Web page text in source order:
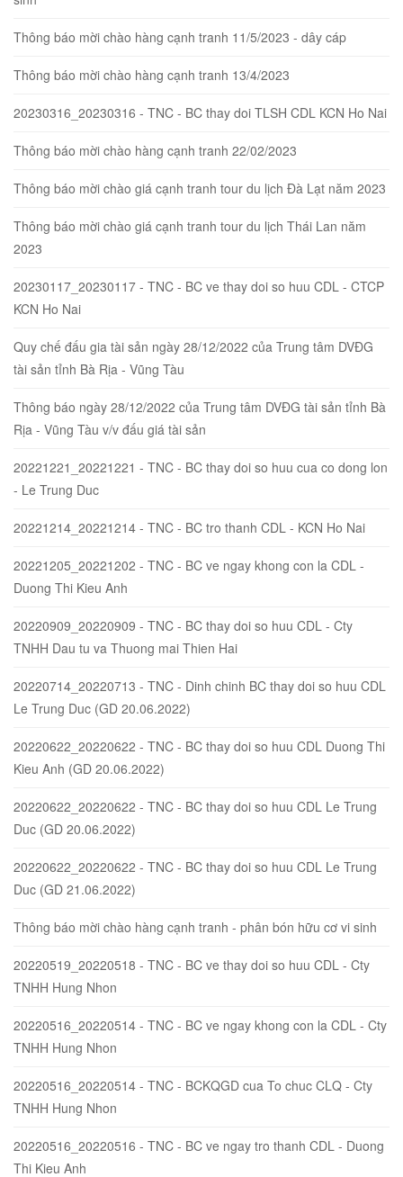
Thông báo mời chào hàng cạnh tranh 11/5/2023 - dây cáp
Thông báo mời chào hàng cạnh tranh 13/4/2023
20230316_20230316 - TNC - BC thay doi TLSH CDL KCN Ho Nai
Thông báo mời chào hàng cạnh tranh 22/02/2023
Thông báo mời chào giá cạnh tranh tour du lịch Đà Lạt năm 2023
Thông báo mời chào giá cạnh tranh tour du lịch Thái Lan năm
2023
20230117_20230117 - TNC - BC ve thay doi so huu CDL - CTCP
KCN Ho Nai
Quy chế đấu gia tài sản ngày 28/12/2022 của Trung tâm DVĐG
tài sản tỉnh Bà Rịa - Vũng Tàu
Thông báo ngày 28/12/2022 của Trung tâm DVĐG tài sản tỉnh Bà
Rịa - Vũng Tàu v/v đấu giá tài sản
20221221_20221221 - TNC - BC thay doi so huu cua co dong lon
- Le Trung Duc
20221214_20221214 - TNC - BC tro thanh CDL - KCN Ho Nai
20221205_20221202 - TNC - BC ve ngay khong con la CDL -
Duong Thi Kieu Anh
20220909_20220909 - TNC - BC thay doi so huu CDL - Cty
TNHH Dau tu va Thuong mai Thien Hai
20220714_20220713 - TNC - Dinh chinh BC thay doi so huu CDL
Le Trung Duc (GD 20.06.2022)
20220622_20220622 - TNC - BC thay doi so huu CDL Duong Thi
Kieu Anh (GD 20.06.2022)
20220622_20220622 - TNC - BC thay doi so huu CDL Le Trung
Duc (GD 20.06.2022)
20220622_20220622 - TNC - BC thay doi so huu CDL Le Trung
Duc (GD 21.06.2022)
Thông báo mời chào hàng cạnh tranh - phân bón hữu cơ vi sinh
20220519_20220518 - TNC - BC ve thay doi so huu CDL - Cty
TNHH Hung Nhon
20220516_20220514 - TNC - BC ve ngay khong con la CDL - Cty
TNHH Hung Nhon
20220516_20220514 - TNC - BCKQGD cua To chuc CLQ - Cty
TNHH Hung Nhon
20220516_20220516 - TNC - BC ve ngay tro thanh CDL - Duong
Thi Kieu Anh